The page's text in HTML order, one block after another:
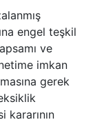
engel teşkil
ve
imkan
gerek
kararının